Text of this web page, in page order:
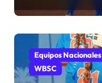
Equipos Nacionales
WBSC